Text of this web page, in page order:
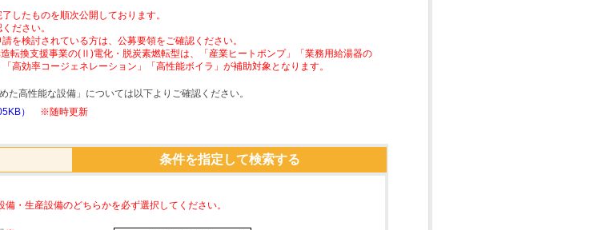
したものを順次公開しております。
ださい。
を検討されている方は、公募要領をご確認ください。
転換支援事業の(Ⅱ)電化・脱炭素燃転型は、「産業ヒートポンプ」「業務用給湯器の
高効率コージェネレーション」「高性能ボイラ」が補助対象となります。
高性能な設備」については以下よりご確認ください。
）
※随時更新
条件を指定して検索する
・生産設備のどちらかを必ず選択してください。